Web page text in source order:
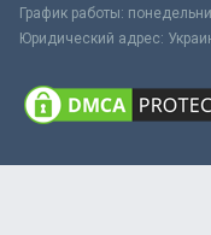
График работы:
Юридический адрес: